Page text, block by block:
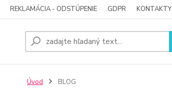
REKLAMÁCIA - ODSTÚPENIE GDPR KONTAKTY
Úvod BLOG